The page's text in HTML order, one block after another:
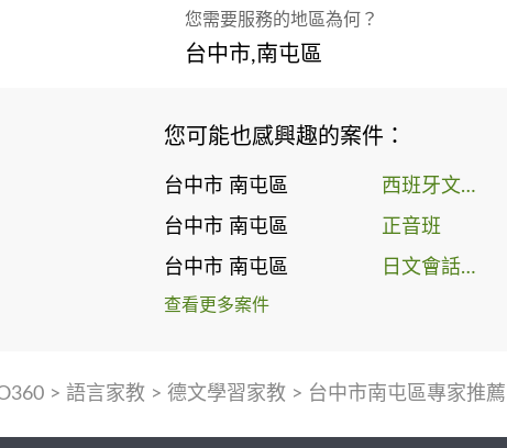
您需要服務的地區為何？
台中市,南屯區
您可能也感興趣的案件：
台中市 南屯區 西班牙文學習
台中市 南屯區 正音班
台中市 南屯區 日文會話課程
查看更多案件
> 語言家教> 德文學習家教> 台中市南屯區專家推薦